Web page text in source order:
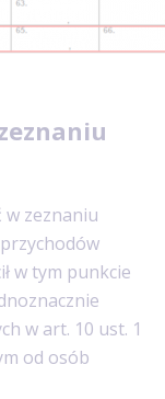
w zeznaniu
w tym punkcie
w art. 10 ust. 1
od osób